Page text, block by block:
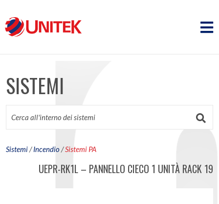
SISTEMI
Sistemi/Incendio /Sistemi PA
UEPR-RK1L – PANNELLO CIECO 1 UNITÀ RACK 19